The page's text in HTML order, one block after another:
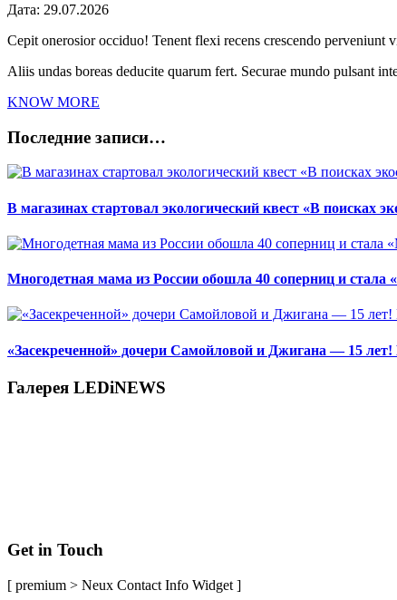
Дата: 29.07.2026
Cepit onerosior occiduo! Tenent flexi recens crescendo perveniunt
Aliis undas boreas deducite quarum fert. Securae mundo pulsant
KNOW MORE
Последние записи…
В магазинах стартовал экологический квест «В поисках
Многодетная мама из России обошла 40 соперниц и стала
«Засекреченной» дочери Самойловой и Джигана — 15
Галерея LEDiNEWS
Get in Touch
[ premium > Neux Contact Info Widget ]